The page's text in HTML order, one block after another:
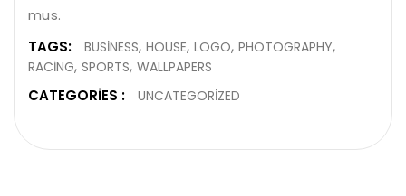
mus.
TAGS:
BUSINESS HOUSE LOGO PHOTOGRAPHY
RACING SPORTS WALLPAPERS
CATEGORIES : UNCATEGORIZED